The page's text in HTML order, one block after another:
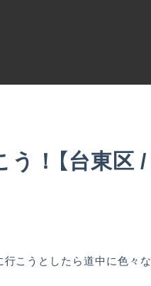
！【台東区 /
こうとしたら道中に色々な